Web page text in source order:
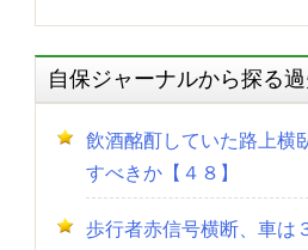
自保ジャーナルから探る
飲酒酩酊していた路上横
すべきか【４８】
歩行者赤信号横断、車は